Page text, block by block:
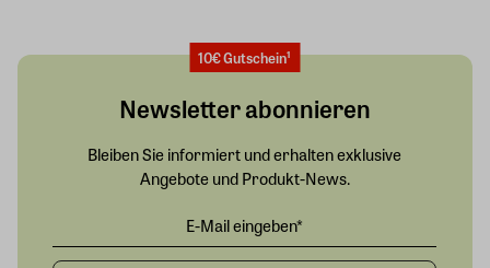
10€ Gutschein¹
Newsletter abonnieren
Bleiben Sie informiert und erhalten exklusive
Angebote und Produkt-News.